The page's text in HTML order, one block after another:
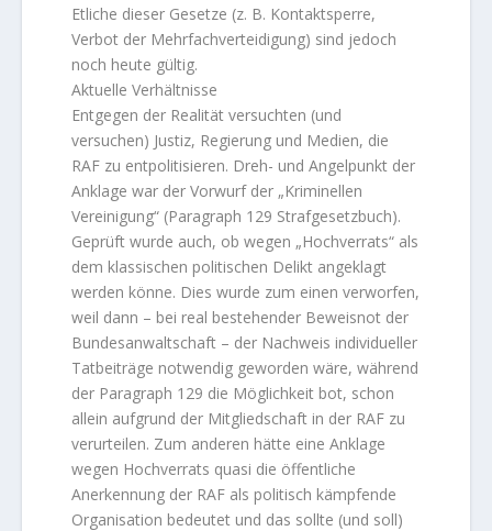
Etliche dieser Gesetze (z. B. Kontaktsperre,
Verbot der Mehrfachverteidigung) sind jedoch
noch heute gültig.
Aktuelle Verhältnisse
Entgegen der Realität versuchten (und
versuchen) Justiz, Regierung und Medien, die
RAF zu entpolitisieren. Dreh- und Angelpunkt der
Anklage war der Vorwurf der „Kriminellen
Vereinigung“ (Paragraph 129 Strafgesetzbuch).
Geprüft wurde auch, ob wegen „Hochverrats“ als
dem klassischen politischen Delikt angeklagt
werden könne. Dies wurde zum einen verworfen,
weil dann – bei real bestehender Beweisnot der
Bundesanwaltschaft – der Nachweis individueller
Tatbeiträge notwendig geworden wäre, während
der Paragraph 129 die Möglichkeit bot, schon
allein aufgrund der Mitgliedschaft in der RAF zu
verurteilen. Zum anderen hätte eine Anklage
wegen Hochverrats quasi die öffentliche
Anerkennung der RAF als politisch kämpfende
Organisation bedeutet und das sollte (und soll)